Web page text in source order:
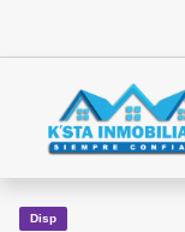
Disp